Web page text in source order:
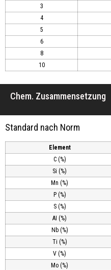
3
4
5
6
8
10
Chem. Zusammensetzung
Standard nach Norm
Element
C (%)
Si (%)
Mn (%)
P (%)
S (%)
AI (%)
Nb (%)
Ti (%)
V (%)
Mo (%)